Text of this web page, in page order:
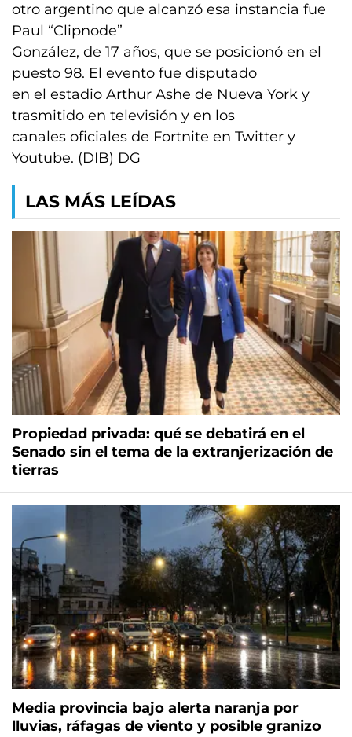
otro argentino que alcanzó esa instancia fue
Paul “Clipnode”
González, de 17 años, que se posicionó en el
puesto 98. El evento fue disputado
en el estadio Arthur Ashe de Nueva York y
trasmitido en televisión y en los
canales oficiales de Fortnite en Twitter y
Youtube. (DIB) DG
LAS MÁS LEÍDAS
Propiedad privada: qué se debatirá en el
Senado sin el tema de la extranjerización de
tierras
Media provincia bajo alerta naranja por
lluvias, ráfagas de viento y posible granizo